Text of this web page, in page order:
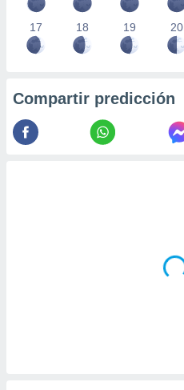
17 18 19 20
Compartir predicción